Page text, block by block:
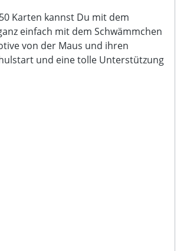
Karten kannst Du mit dem
einfach mit dem Schwämmchen
von der Maus und ihren
und eine tolle Unterstützung